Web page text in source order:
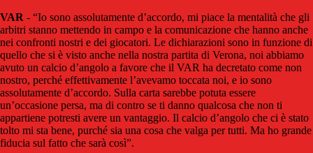
VAR - “Io sono assolutamente d’accordo, mi piace la mentalità che gli
arbitri stanno mettendo in campo e la comunicazione che hanno anche
nei confronti nostri e dei giocatori. Le dichiarazioni sono in funzione di
quello che si è visto anche nella nostra partita di Verona, noi abbiamo
avuto un calcio d’angolo a favore che il VAR ha decretato come non
nostro, perché effettivamente l’avevamo toccata noi, e io sono
assolutamente d’accordo. Sulla carta sarebbe potuta essere
un’occasione persa, ma di contro se ti danno qualcosa che non ti
appartiene potresti avere un vantaggio. Il calcio d’angolo che ci è stato
tolto mi sta bene, purché sia una cosa che valga per tutti. Ma ho grande
fiducia sul fatto che sarà così”.